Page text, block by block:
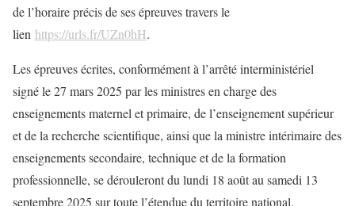
de l’horaire précis de ses épreuves travers le
lien https://urls.fr/UZn0hH.
Les épreuves écrites, conformément à l’arrêté interministériel
signé le 27 mars 2025 par les ministres en charge des
enseignements maternel et primaire, de l’enseignement supérieur
et de la recherche scientifique, ainsi que la ministre intérimaire des
enseignements secondaire, technique et de la formation
professionnelle, se dérouleront du lundi 18 août au samedi 13
septembre 2025 sur toute l’étendue du territoire national.